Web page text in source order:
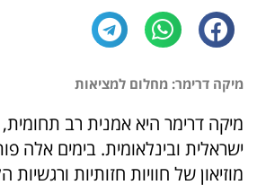
מיקה דרימר: מחלום למציאות
מיקה דרימר היא אמנית רב
ישראלית ובינלאומית. בימים אלה
מוזיאון של חוויות חזותיות